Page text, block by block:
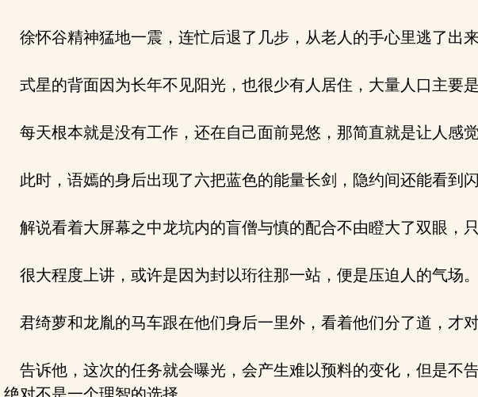
徐怀谷精神猛地一震，连忙后退了几步，从老人的手心里逃了出来
式星的背面因为长年不见阳光，也很少有人居住，大量人口主要
每天根本就是没有工作，还在自己面前晃悠，那简直就是让人感觉
此时，语嫣的身后出现了六把蓝色的能量长剑，隐约间还能看到闪
解说看着大屏幕之中龙坑内的盲僧与慎的配合不由瞪大了双眼，
很大程度上讲，或许是因为封以珩往那一站，便是压迫人的气场。
君绮萝和龙胤的马车跟在他们身后一里外，看着他们分了道，才
告诉他，这次的任务就会曝光，会产生难以预料的变化，但是不